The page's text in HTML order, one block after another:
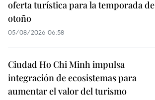
oferta turística para la temporada de
otoño
05/08/2026 06:58
Ciudad Ho Chi Minh impulsa
integración de ecosistemas para
aumentar el valor del turismo